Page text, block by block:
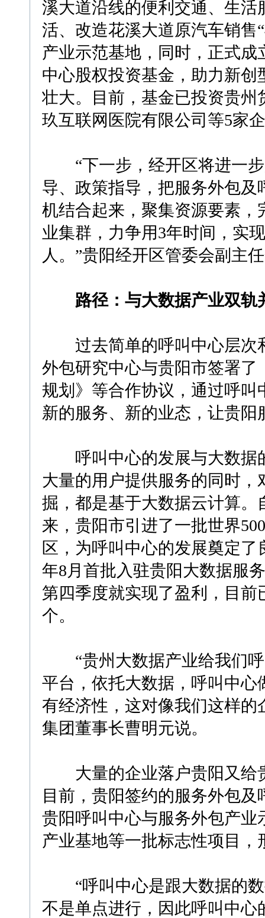
溪大道沿线的便利交通、生
活、改造花溪大道原汽车销售
产业示范基地，同时，正式
中心股权投资基金，助力新
壮大。目前，基金已投资贵
玖互联网医院有限公司等5家
“下一步，经开区将进一步
导、政策指导，把服务外包
机结合起来，聚集资源要素
业集群，力争用3年时间，实
人。”贵阳经开区管委会副主
路径：与大数据产业双轨
过去简单的呼叫中心层次
外包研究中心与贵阳市签署
规划》等合作协议，通过呼
新的服务、新的业态，让贵
呼叫中心的发展与大数据
大量的用户提供服务的同时
掘，都是基于大数据云计算
来，贵阳市引进了一批世界
区，为呼叫中心的发展奠定了
年8月首批入驻贵阳大数据服
第四季度就实现了盈利，目前
个。
“贵州大数据产业给我们呼
平台，依托大数据，呼叫中
有经济性，这对像我们这样的
集团董事长曹明元说。
大量的企业落户贵阳又给
目前，贵阳签约的服务外包
贵阳呼叫中心与服务外包产
产业基地等一批标志性项目
“呼叫中心是跟大数据的数
不是单点进行，因此呼叫中